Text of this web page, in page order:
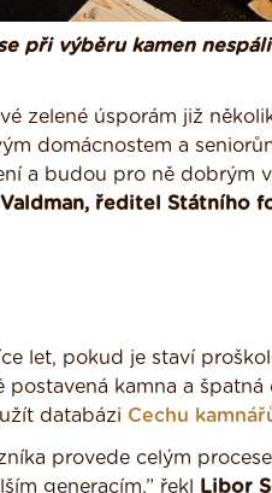
při výběru kamen
zelené úsporám již
domácnostem a
a budou pro ně dobrým
Valdman, ředitel Státního
let, pokud je staví
kamna a
databázi Cechu
provede celým
generacím,” řekl
Libor